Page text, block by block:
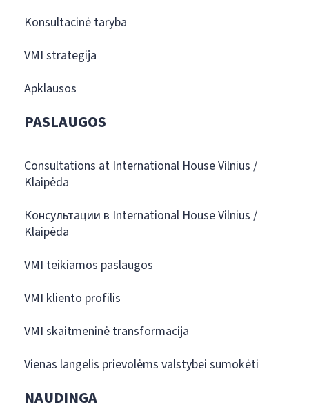
Konsultacinė taryba
VMI strategija
Apklausos
PASLAUGOS
Consultations at International House Vilnius /
Klaipėda
Консультации в International House Vilnius /
Klaipėda
VMI teikiamos paslaugos
VMI kliento profilis
VMI skaitmeninė transformacija
Vienas langelis prievolėms valstybei sumokėti
NAUDINGA